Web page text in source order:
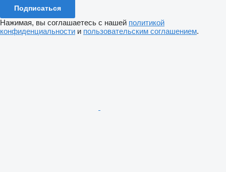
Подписаться
Нажимая, вы соглашаетесь с нашей политикой
конфиденциальности и пользовательским соглашением.